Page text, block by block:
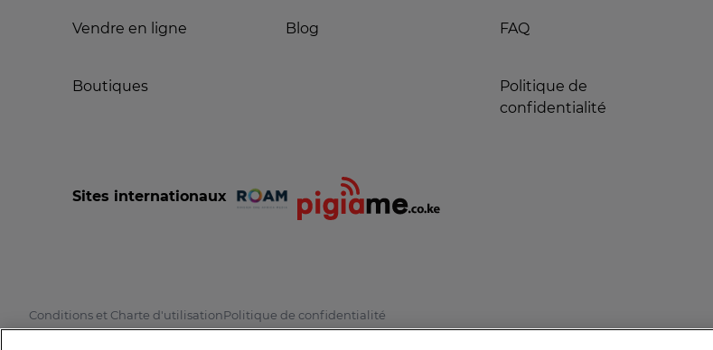
Vendre en ligne
Boutiques
Blog FAQ
Politique de
confidentialité
Sites internationaux
Conditions et Charte d'utilisationPolitique de confidentialité